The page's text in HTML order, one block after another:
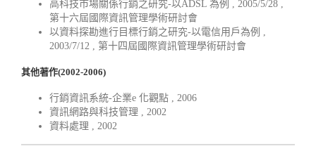
高科技市場關係行銷之研究-以ADSL 為例 , 2005/5/28 ,
第十六屆國際資訊管理學術研討會
以資料探勘進行目標行銷之研究-以電信用戶為例 ,
2003/7/12 , 第十四屆國際資訊管理學術研討會
其他著作(2002-2006)
行銷資訊系統-企業e 化觀點 , 2006
資訊網路與科技管理 , 2002
資料處理 , 2002